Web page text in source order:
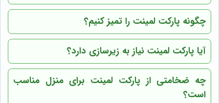
چگونه پارکت لمینت را تمیز کنیم؟
آیا پارکت لمینت نیاز به زیرسازی دارد؟
چه ضخامتی از پارکت لمینت برای منزل مناسب
است؟